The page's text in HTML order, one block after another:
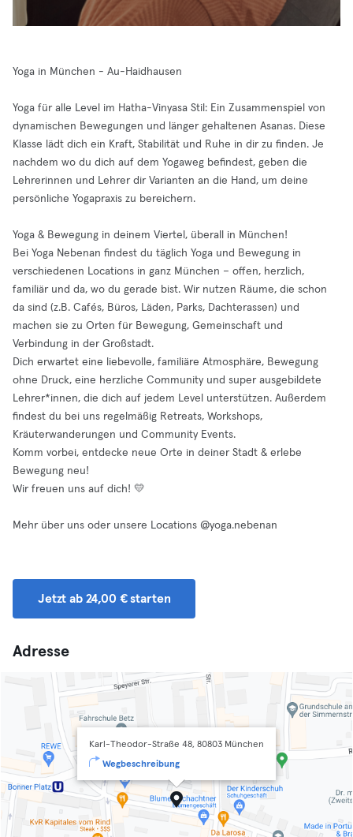
Yoga in München - Au-Haidhausen
Yoga für alle Level im Hatha-Vinyasa Stil: Ein Zusammenspiel von
dynamischen Bewegungen und länger gehaltenen Asanas. Diese
Klasse lädt dich ein Kraft, Stabilität und Ruhe in dir zu finden. Je
nachdem wo du dich auf dem Yogaweg befindest, geben die
Lehrerinnen und Lehrer dir Varianten an die Hand, um deine
persönliche Yogapraxis zu bereichern.
Yoga & Bewegung in deinem Viertel, überall in München!
Bei Yoga Nebenan findest du täglich Yoga und Bewegung in
verschiedenen Locations in ganz München – offen, herzlich,
familiär und da, wo du gerade bist. Wir nutzen Räume, die schon
da sind (z.B. Cafés, Büros, Läden, Parks, Dachterassen) und
machen sie zu Orten für Bewegung, Gemeinschaft und
Verbindung in der Großstadt.
Dich erwartet eine liebevolle, familiäre Atmosphäre, Bewegung
ohne Druck, eine herzliche Community und super ausgebildete
Lehrer*innen, die dich auf jedem Level unterstützen. Außerdem
findest du bei uns regelmäßig Retreats, Workshops,
Kräuterwanderungen und Community Events.
Komm vorbei, entdecke neue Orte in deiner Stadt & erlebe
Bewegung neu!
Wir freuen uns auf dich! 💛
Mehr über uns oder unsere Locations @yoga.nebenan
Jetzt ab 24,00 € starten
Adresse
Karl-Theodor-Straße 48, 80803 München
Wegbeschreibung